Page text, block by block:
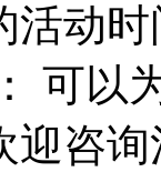
活动
可以
迎咨